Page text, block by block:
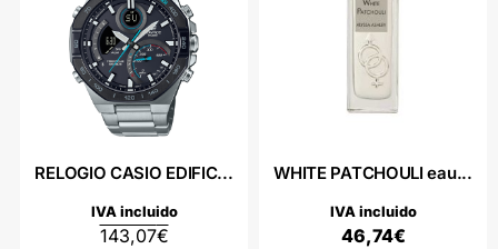
RELOGIO CASIO EDIFIC...
143,07€
IVA incluido
WHITE PATCHOULI eau...
46,74€
IVA incluido